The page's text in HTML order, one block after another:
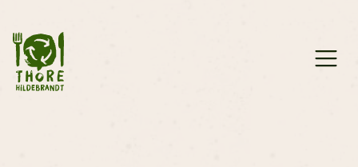
Inhalt
springen